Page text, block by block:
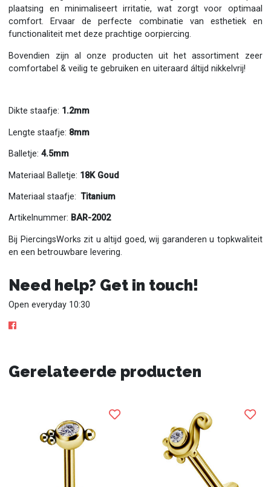
plaatsing en minimaliseert irritatie, wat zorgt voor optimaal
comfort. Ervaar de perfecte combinatie van esthetiek en
functionaliteit met deze prachtige oorpiercing.
Bovendien zijn al onze producten uit het assortiment zeer
comfortabel & veilig te gebruiken en uiteraard áltijd nikkelvrij!
Dikte staafje: 1.2mm
Lengte staafje: 8mm
Balletje: 4.5mm
Materiaal Balletje: 18K Goud
Materiaal staafje:Titanium
Artikelnummer: BAR-2002
Bij PiercingsWorks zit u altijd goed, wij garanderen u topkwaliteit
en een betrouwbare levering.
Need help? Get in touch!
Open everyday 10:30
Gerelateerde producten